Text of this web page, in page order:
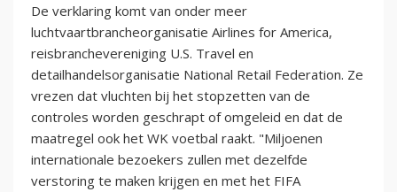
De verklaring komt van onder meer
luchtvaartbrancheorganisatie Airlines for America,
reisbranchevereniging U.S. Travel en
detailhandelsorganisatie National Retail Federation. Ze
vrezen dat vluchten bij het stopzetten van de
controles worden geschrapt of omgeleid en dat de
maatregel ook het WK voetbal raakt. "Miljoenen
internationale bezoekers zullen met dezelfde
verstoring te maken krijgen en met het FIFA